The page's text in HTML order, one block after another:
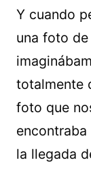
Y cuando
una foto
totalmente
foto que
la llegada